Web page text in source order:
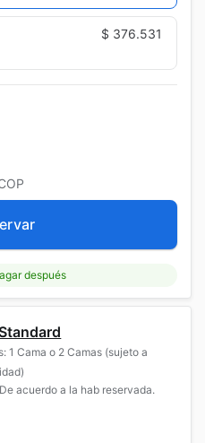
$ 376.531
después
1 Cama o 2 Camas (sujeto a
acuerdo a la hab reservada.